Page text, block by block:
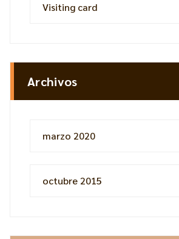
Visiting card
Archivos
marzo 2020
octubre 2015